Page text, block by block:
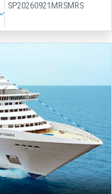
SP20260921MRSMRS